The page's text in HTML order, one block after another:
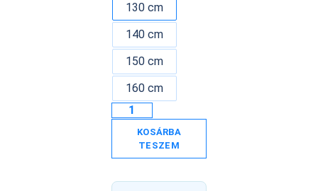
130 cm
140 cm
150 cm
160 cm
KOSÁRBA
TESZEM